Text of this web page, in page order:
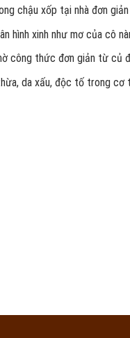
chậu xốp tại nhà đơn giản
hình xinh như mơ của cô
công thức đơn giản từ củ
da xấu, độc tố trong cơ